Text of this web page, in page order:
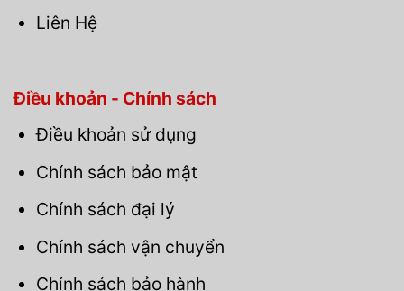
Liên Hệ
Điều khoản - Chính sách
Điều khoản sử dụng
Chính sách bảo mật
Chính sách đại lý
Chính sách vận chuyển
Chính sách bảo hành